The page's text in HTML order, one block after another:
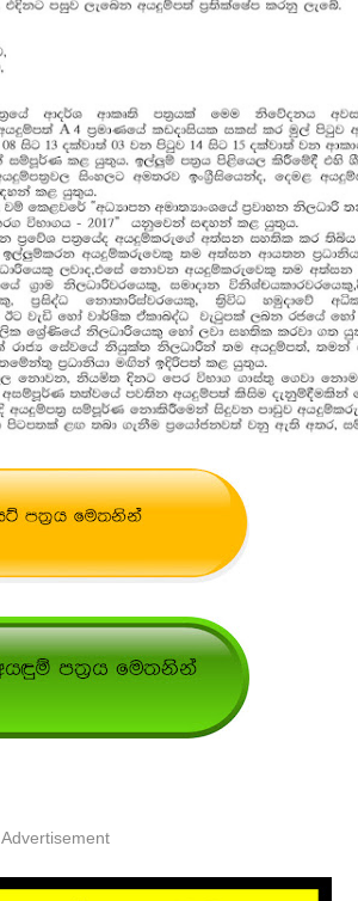
Advertisement